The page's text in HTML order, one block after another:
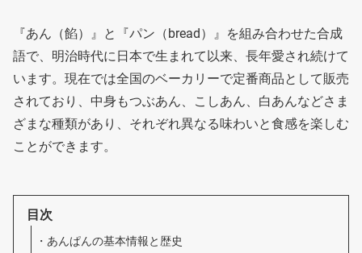
『あん（餡）』と『パン（bread）』を組み合わせた合成
語で、明治時代に日本で生まれて以来、長年愛され続けて
います。現在では全国のベーカリーで定番商品として販売
されており、中身もつぶあん、こしあん、白あんなどさま
ざまな種類があり、それぞれ異なる味わいと食感を楽しむ
ことができます。
目次
あんぱんの基本情報と歴史